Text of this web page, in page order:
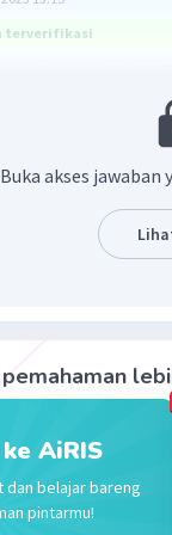
terverifikasi
5/8 dan 2/7
× 7)
Buka akses
AiRIS
dan belajar bareng
pintarmu!